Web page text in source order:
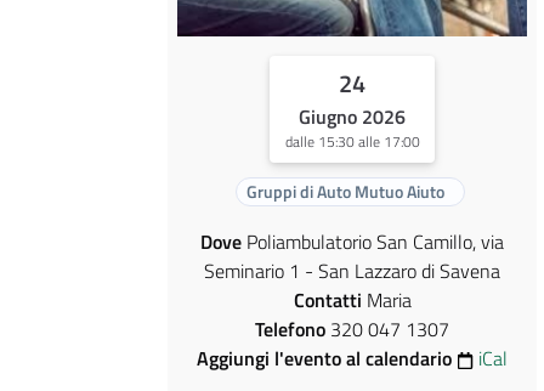
24
Giugno 2026
dalle 15:30 alle 17:00
Gruppi di Auto Mutuo Aiuto
Dove Poliambulatorio San Camillo, via
Seminario 1 - San Lazzaro di Savena
Contatti Maria
Telefono 320 047 1307
Aggiungi l'evento al calendario
iCal